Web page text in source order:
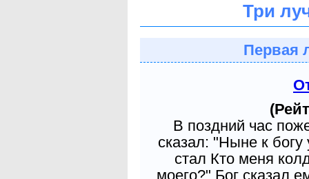
Три
Первая
В поздний час
сказал: "Ныне к
стал Кто меня
моего?" Бог сказал